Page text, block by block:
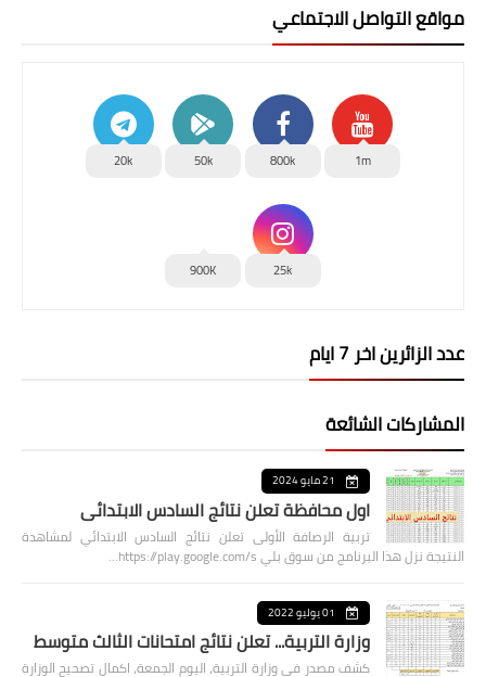
مواقع التواصل الاجتماعي
1m
800k
50k
20k
25k
900K
عدد الزائرين اخر 7 ايام
المشاركات الشائعة
21 مايو 2024
اول محافظة تعلن نتائج السادس الابتدائي
تربية الرصافة الأولى تعلن نتائج السادس الابتدائي لمشاهدة
النتيجة نزل هذا البرنامج من سوق بلي https://play.google.com/s…
01 يوليو 2022
وزارة التربية... تعلن نتائج امتحانات الثالث متوسط
كشف مصدر في وزارة التربية، اليوم الجمعة، اكمال تصحيح الوزارة